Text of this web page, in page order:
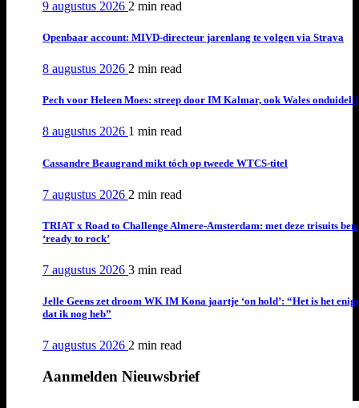
9 augustus 2026 2 min read
Openbaar account: MIVD-directeur jarenlang te volgen via Strava
8 augustus 2026 2 min read
Pech voor Heleen Moes: streep door IM Kalmar, ook Wales
8 augustus 2026 1 min read
Cassandre Beaugrand mikt tóch op tweede WTCS-titel
7 augustus 2026 2 min read
TRIAT x Road to Challenge Almere-Amsterdam: met deze trisuits ben
‘ready to rock’
7 augustus 2026 3 min read
Jelle Geens zet droom WK IM Kona jaartje ‘on hold’: “Het is het
dat ik nog heb”
7 augustus 2026 2 min read
Aanmelden Nieuwsbrief